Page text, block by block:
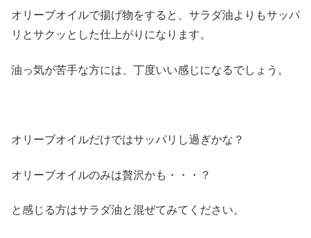
オリーブオイルで揚げ物をすると、サラダ油よりもサッパ
リとサクッとした仕上がりになります。
油っ気が苦手な方には、丁度いい感じになるでしょう。
オリーブオイルだけではサッパリし過ぎかな？
オリーブオイルのみは贅沢かも・・・？
と感じる方はサラダ油と混ぜてみてください。